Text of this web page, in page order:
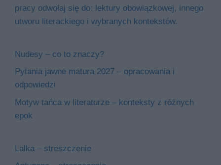
pracy odwołaj się do: lektury obowiązkowej, innego
utworu literackiego i wybranych kontekstów.
Nudesy – co to znaczy?
Pytania jawne matura 2027 – opracowania i
odpowiedzi
Motyw tańca w literaturze – konteksty z różnych
epok
Lalka – streszczenie